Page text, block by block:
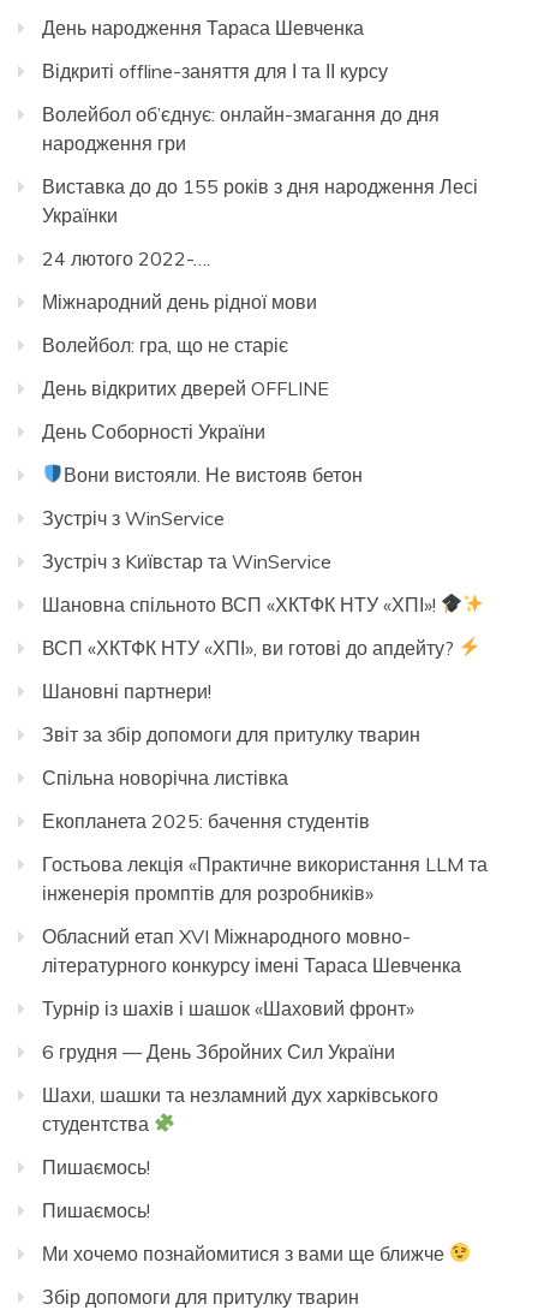
День народження Тараса Шевченка
Відкриті offline-заняття для І та ІІ курсу
Волейбол об’єднує: онлайн-змагання до дня
народження гри
Виставка до до 155 років з дня народження Лесі
Українки
24 лютого 2022-….
Міжнародний день рідної мови
Волейбол: гра, що не старіє
День відкритих дверей OFFLINE
День Соборності України
Вони вистояли. Не вистояв бетон
Зустріч з WinService
Зустріч з Kиївстар та WinService
Шановна спільното ВСП «ХКТФК НТУ «ХПІ»!
ВСП «ХКТФК НТУ «ХПІ», ви готові до апдейту?
Шановні партнери!
Звіт за збір допомоги для притулку тварин
Спільна новорічна листівка
Екопланета 2025: бачення студентів
Гостьова лекція «Практичне використання LLM та
інженерія промптів для розробників»
Обласний етап XVI Міжнародного мовно-
літературного конкурсу імені Тараса Шевченка
Турнір із шахів і шашок «Шаховий фронт»
6 грудня — День Збройних Сил України
Шахи, шашки та незламний дух харківського
студентства
Пишаємось!
Пишаємось!
Ми хочемо познайомитися з вами ще ближче
Збір допомоги для притулку тварин